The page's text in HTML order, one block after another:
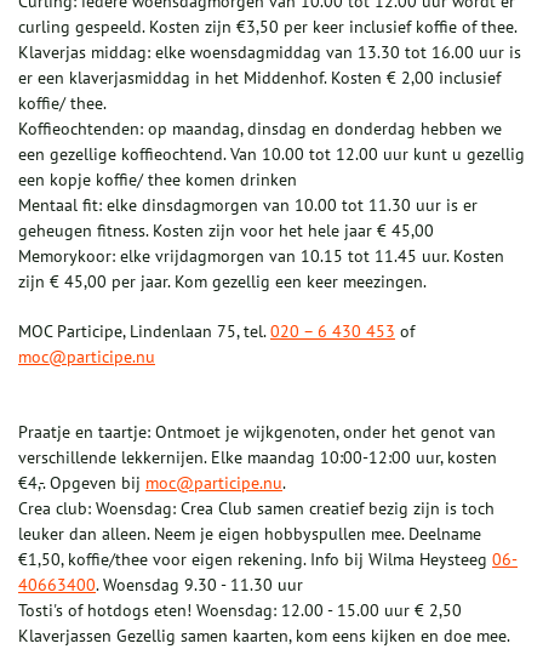
curling gespeeld. Kosten zijn €3,50 per keer inclusief koffie of thee.
Klaverjas middag: elke woensdagmiddag van 13.30 tot 16.00 uur is
er een klaverjasmiddag in het Middenhof. Kosten € 2,00 inclusief
koffie/ thee.
Koffieochtenden: op maandag, dinsdag en donderdag hebben we
een gezellige koffieochtend. Van 10.00 tot 12.00 uur kunt u gezellig
een kopje koffie/ thee komen drinken
Mentaal fit: elke dinsdagmorgen van 10.00 tot 11.30 uur is er
geheugen fitness. Kosten zijn voor het hele jaar € 45,00
Memorykoor: elke vrijdagmorgen van 10.15 tot 11.45 uur. Kosten
zijn € 45,00 per jaar. Kom gezellig een keer meezingen.
MOC Participe, Lindenlaan 75, tel.020 – 6 430 453 of
moc@participe.nu
Praatje en taartje: Ontmoet je wijkgenoten, onder het genot van
verschillende lekkernijen. Elke maandag 10:00-12:00 uur, kosten
€4,-. Opgeven bij moc@participe.nu.
Crea club: Woensdag: Crea Club samen creatief bezig zijn is toch
leuker dan alleen. Neem je eigen hobbyspullen mee. Deelname
€1,50, koffie/thee voor eigen rekening. Info bij Wilma Heysteeg 06-
40663400. Woensdag 9.30 - 11.30 uur
Tosti's of hotdogs eten! Woensdag: 12.00 - 15.00 uur € 2,50
Klaverjassen Gezellig samen kaarten, kom eens kijken en doe mee.